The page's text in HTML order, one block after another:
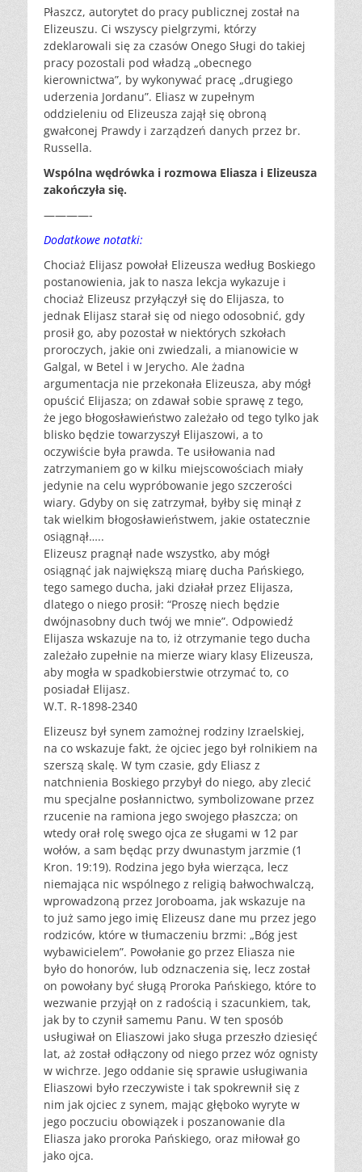
Płaszcz, autorytet do pracy publicznej został na
Elizeuszu. Ci wszyscy pielgrzymi, którzy
zdeklarowali się za czasów Onego Sługi do takiej
pracy pozostali pod władzą „obecnego
kierownictwa”, by wykonywać pracę „drugiego
uderzenia Jordanu”. Eliasz w zupełnym
oddzieleniu od Elizeusza zajął się obroną
gwałconej Prawdy i zarządzeń danych przez br.
Russella.
Wspólna wędrówka i rozmowa Eliasza i Elizeusza
zakończyła się.
————-
Dodatkowe notatki:
Chociaż Elijasz powołał Elizeusza według Boskiego
postanowienia, jak to nasza lekcja wykazuje i
chociaż Elizeusz przyłączył się do Elijasza, to
jednak Elijasz starał się od niego odosobnić, gdy
prosił go, aby pozostał w niektórych szkołach
proroczych, jakie oni zwiedzali, a mianowicie w
Galgal, w Betel i w Jerycho. Ale żadna
argumentacja nie przekonała Elizeusza, aby mógł
opuścić Elijasza; on zdawał sobie sprawę z tego,
że jego błogosławieństwo zależało od tego tylko jak
blisko będzie towarzyszył Elijaszowi, a to
oczywiście była prawda. Te usiłowania nad
zatrzymaniem go w kilku miejscowościach miały
jedynie na celu wypróbowanie jego szczerości
wiary. Gdyby on się zatrzymał, byłby się minął z
tak wielkim błogosławieństwem, jakie ostatecznie
osiągnął…..
Elizeusz pragnął nade wszystko, aby mógł
osiągnąć jak największą miarę ducha Pańskiego,
tego samego ducha, jaki działał przez Elijasza,
dlatego o niego prosił: “Proszę niech będzie
dwójnasobny duch twój we mnie”. Odpowiedź
Elijasza wskazuje na to, iż otrzymanie tego ducha
zależało zupełnie na mierze wiary klasy Elizeusza,
aby mogła w spadkobierstwie otrzymać to, co
posiadał Elijasz.
W.T. R-1898-2340
Elizeusz był synem zamożnej rodziny Izraelskiej,
na co wskazuje fakt, że ojciec jego był rolnikiem na
szerszą skalę. W tym czasie, gdy Eliasz z
natchnienia Boskiego przybył do niego, aby zlecić
mu specjalne posłannictwo, symbolizowane przez
rzucenie na ramiona jego swojego płaszcza; on
wtedy orał rolę swego ojca ze sługami w 12 par
wołów, a sam będąc przy dwunastym jarzmie (1
Kron. 19:19). Rodzina jego była wierząca, lecz
niemająca nic wspólnego z religią bałwochwalczą,
wprowadzoną przez Joroboama, jak wskazuje na
to już samo jego imię Elizeusz dane mu przez jego
rodziców, które w tłumaczeniu brzmi: „Bóg jest
wybawicielem”. Powołanie go przez Eliasza nie
było do honorów, lub odznaczenia się, lecz został
on powołany być sługą Proroka Pańskiego, które to
wezwanie przyjął on z radością i szacunkiem, tak,
jak by to czynił samemu Panu. W ten sposób
usługiwał on Eliaszowi jako sługa przeszło dziesięć
lat, aż został odłączony od niego przez wóz ognisty
w wichrze. Jego oddanie się sprawie usługiwania
Eliaszowi było rzeczywiste i tak spokrewnił się z
nim jak ojciec z synem, mając głęboko wyryte w
jego poczuciu obowiązek i poszanowanie dla
Eliasza jako proroka Pańskiego, oraz miłował go
jako ojca.